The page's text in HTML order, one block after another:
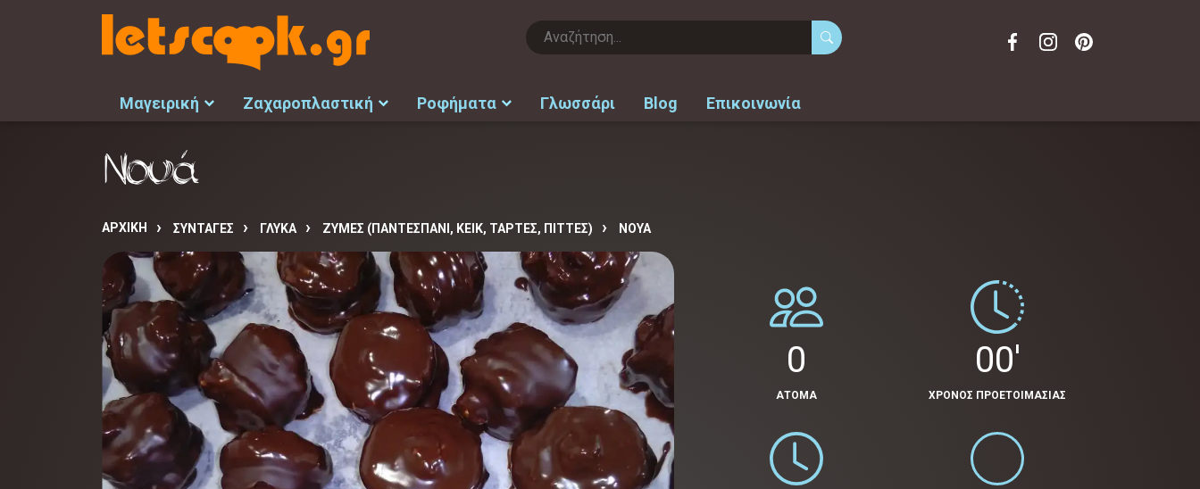
Μαγειρική Ζαχαροπλαστική Ροφήματα Γλωσσάρι Blog Επικοινωνία
Νουά
ΑΡΧΙΚΉ ΣΥΝΤΑΓΈΣ ΓΛΥΚΑ ΖΥΜΕΣ (ΠΑΝΤΕΣΠΑΝΙ, ΚΕΙΚ, ΤΑΡΤΕΣ, ΠΙΤΤΕΣ) ΝΟΥΆ
0
ΑΤΟΜΑ
00'
ΧΡΟΝΟΣ ΠΡΟΕΤΟΙΜΑΣΙΑΣ